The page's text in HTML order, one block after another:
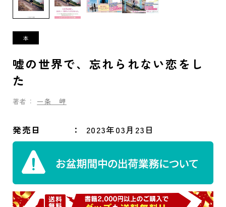
嘘の世界で、忘れられない恋をし
た
著者： 一条 岬
発売日 2023年03月23日